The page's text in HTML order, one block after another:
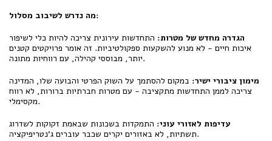
מה נדרש לשיבוב מסלול:
הגדרה מחדש של מטרות: התחדשות עירונית צריכה להיות כלי לשיפור
איכות חיים - לא מנוע להשקעות ספקולטיביות. זה אומר פרויקטים קטנים
יותר, מבוססי קהילה, עם רווחיות מתונה.
מימון ציבורי ישיר: במקום להסתמך על השוק הפרטי והבועה שלו, המדינה
צריכה לממן התחדשות מתקציבה - עם מטרות חברתיות ברורות, לא רווח
מקסימלי.
עדיפות לאזורי עוני: התמקדות בשכונות שבאמת זקוקות לשדרוג
תשתיות, לא באזורים יקרים שכבר עוברים ג'נטריפיקציה.